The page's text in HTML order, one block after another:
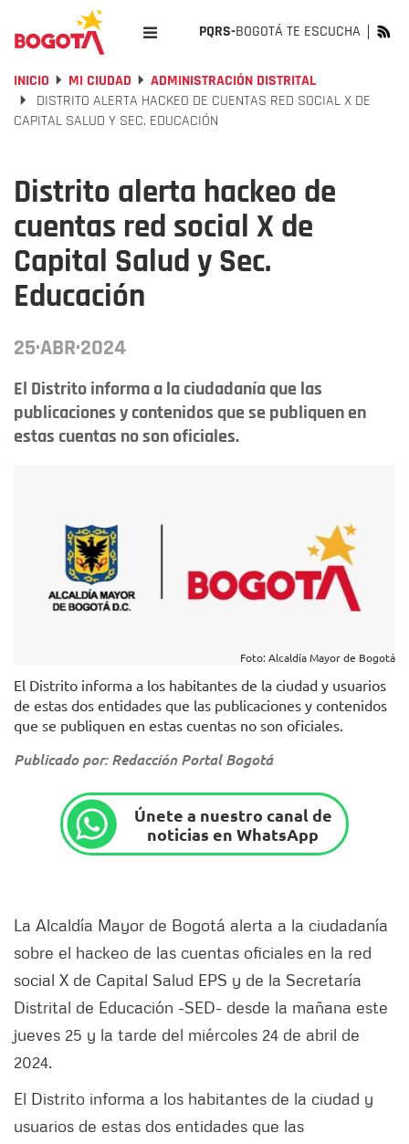
PQRS-BOGOTÁ TE ESCUCHA
INICIO MI CIUDAD
ADMINISTRACIÓN DISTRITAL
DISTRITO ALERTA HACKEO DE CUENTAS RED SOCIAL X DE
CAPITAL SALUD Y SEC. EDUCACIÓN
Distrito alerta hackeo de
cuentas red social X de
Capital Salud y Sec.
Educación
25·ABR·2024
El Distrito informa a la ciudadanía que las
publicaciones y contenidos que se publiquen en
estas cuentas no son oficiales.
Foto: Alcaldía Mayor de Bogotá
El Distrito informa a los habitantes de la ciudad y usuarios
de estas dos entidades que las publicaciones y contenidos
que se publiquen en estas cuentas no son oficiales.
Publicado por: Redacción Portal Bogotá
Únete a nuestro canal de
noticias en WhatsApp
La Alcaldía Mayor de Bogotá alerta a la ciudadanía
sobre el hackeo de las cuentas oficiales en la red
social X de Capital Salud EPS y de la Secretaría
Distrital de Educación -SED- desde la mañana este
jueves 25 y la tarde del miércoles 24 de abril de
2024.
El Distrito informa a los habitantes de la ciudad y
usuarios de estas dos entidades que las